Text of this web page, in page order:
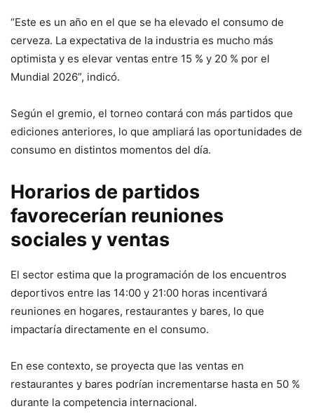
“Este es un año en el que se ha elevado el consumo de
cerveza. La expectativa de la industria es mucho más
optimista y es elevar ventas entre 15 % y 20 % por el
Mundial 2026”, indicó.
Según el gremio, el torneo contará con más partidos que
ediciones anteriores, lo que ampliará las oportunidades de
consumo en distintos momentos del día.
Horarios de partidos
favorecerían reuniones
sociales y ventas
El sector estima que la programación de los encuentros
deportivos entre las 14:00 y 21:00 horas incentivará
reuniones en hogares, restaurantes y bares, lo que
impactaría directamente en el consumo.
En ese contexto, se proyecta que las ventas en
restaurantes y bares podrían incrementarse hasta en 50 %
durante la competencia internacional.